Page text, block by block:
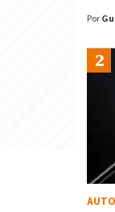
Por